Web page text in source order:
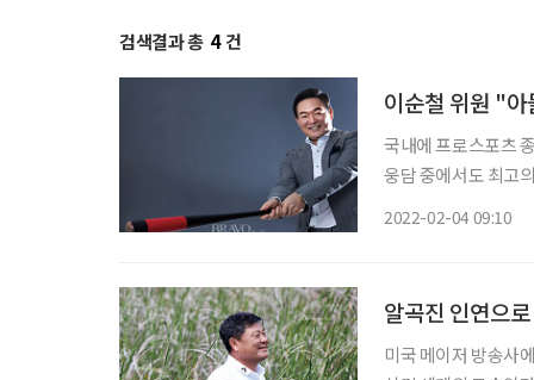
검색결과 총 4 건
이순철 위원 "
국내에 프로스포츠
웅담 중에서도 최고
2022-02-04 09:10
알곡진 인연으
미국 메이저 방송사